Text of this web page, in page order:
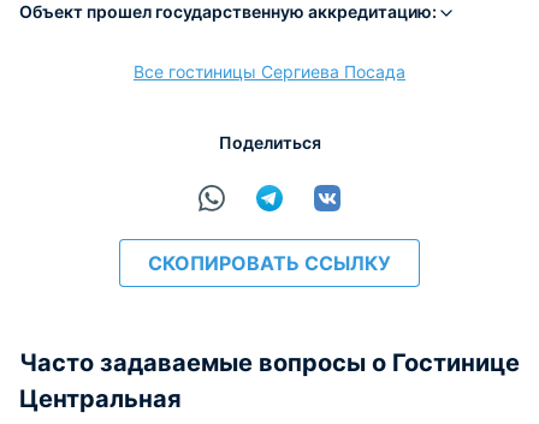
расчёт
Объект прошел государственную аккредитацию:
Все гостиницы Сергиева Посада
Поделиться
СКОПИРОВАТЬ ССЫЛКУ
Часто задаваемые вопросы о Гостинице
Центральная